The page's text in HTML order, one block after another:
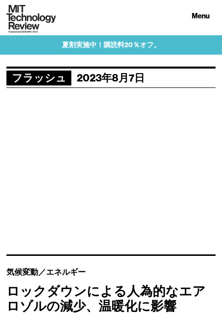
Menu
夏割実施中！購読料20％オフ。
フラッシュ 2023年8月7日
気候変動／エネルギー
ロックダウンによる人為的なエア
ロゾルの減少、温暖化に影響